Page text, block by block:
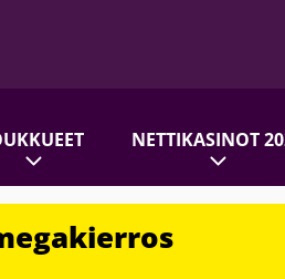
NETTIKASINOT